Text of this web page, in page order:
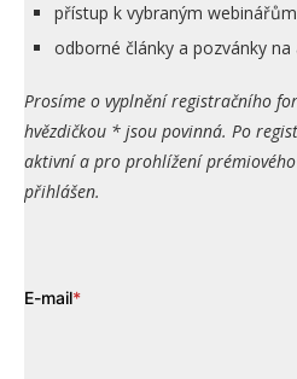
přístup k vybraným webinářům
odborné články a pozvánky na
Prosíme o vyplnění registračního
hvězdičkou * jsou povinná. Po
aktivní a pro prohlížení
přihlášen.
E-mail*